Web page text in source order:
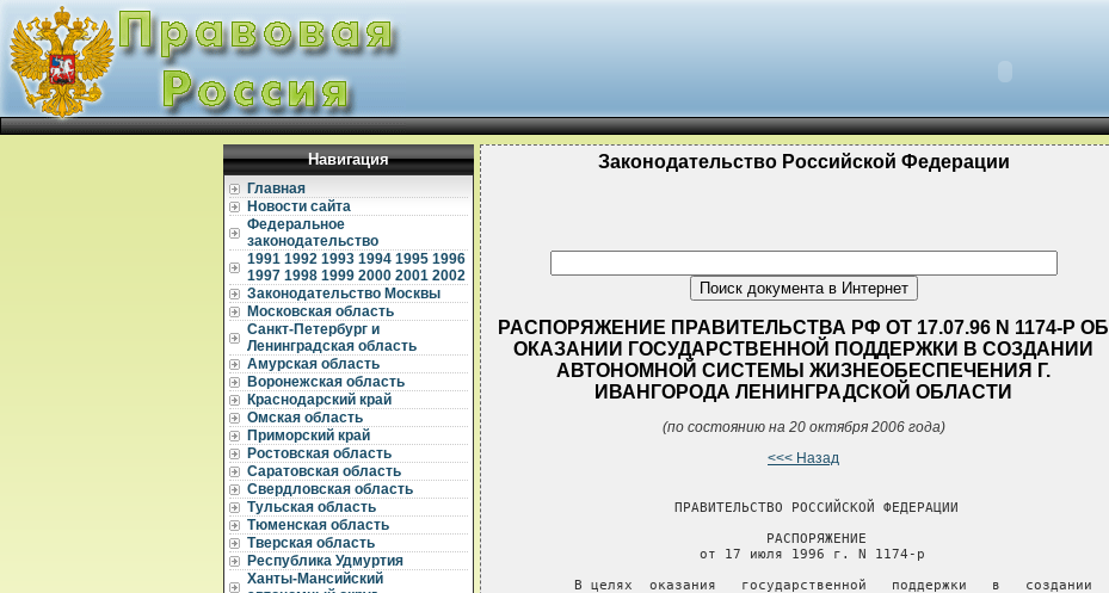
Навигация
Главная
Новости сайта
Федеральное
законодательство
1991 1992 1993 1994 1995 1996
1997 1998 1999 2000 2001 2002
Законодательство Москвы
Московская область
Санкт-Петербург и
Ленинградская область
Амурская область
Воронежская область
Краснодарский край
Омская область
Приморский край
Ростовская область
Саратовская область
Свердловская область
Тульская область
Тюменская область
Тверская область
Республика Удмуртия
Ханты-Мансийский
Законодательство Российской Федерации
РАСПОРЯЖЕНИЕ ПРАВИТЕЛЬСТВА РФ ОТ 17.07.96 N 1174-Р ОБ
ОКАЗАНИИ ГОСУДАРСТВЕННОЙ ПОДДЕРЖКИ В СОЗДАНИИ
АВТОНОМНОЙ СИСТЕМЫ ЖИЗНЕОБЕСПЕЧЕНИЯ Г.
ИВАНГОРОДА ЛЕНИНГРАДСКОЙ ОБЛАСТИ
(по состоянию на 20 октября 2006 года)
<<< Назад
                   ПРАВИТЕЛЬСТВО РОССИЙСКОЙ ФЕДЕРАЦИИ
                              РАСПОРЯЖЕНИЕ
                      от 17 июля 1996 г. N 1174-р
       В целях  оказания   государственной   поддержки   в   создании